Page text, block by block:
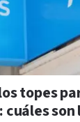
topes
cuáles